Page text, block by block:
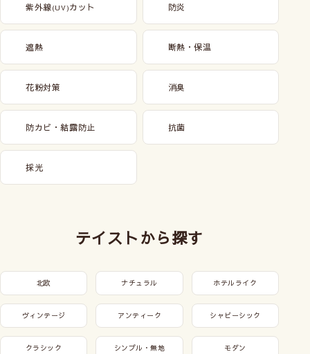
紫外線(UV)カット 防炎
遮熱 断熱・保温
花粉対策 消臭
防カビ・結露防止 抗菌
採光
テイストから探す
北欧 ナチュラル ホテルライク
ヴィンテージ アンティーク シャビーシック
クラシック シンプル・無地 モダン